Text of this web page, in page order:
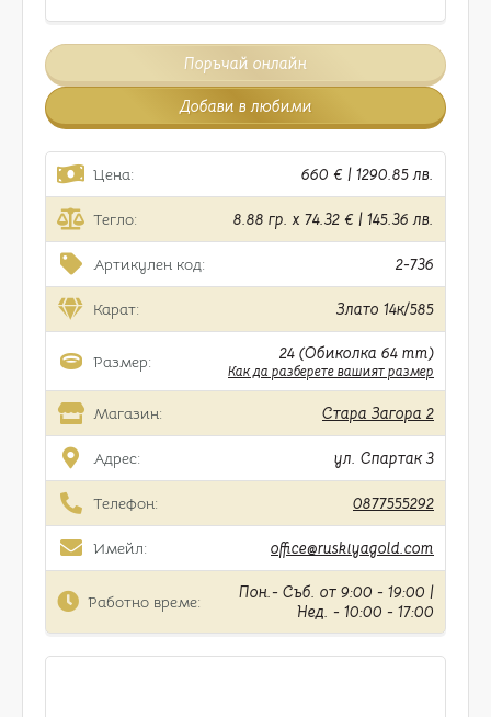
Поръчай онлайн
Добави в любими
Цена: 660 € | 1290.85 лв.
Тегло: 8.88 гр. x 74.32 € | 145.36 лв.
Артикулен код: 2-736
Карат: Злато 14к/585
Размер: 24 (Обиколка 64 mm)
Как да разберете вашият размер
Магазин: Стара Загора 2
Адрес: ул. Спартак 3
Телефон: 0877555292
Имейл: office@ruskiyagold.com
Работно време:
Пон.- Съб. от 9:00 - 19:00 |
Нед. - 10:00 - 17:00